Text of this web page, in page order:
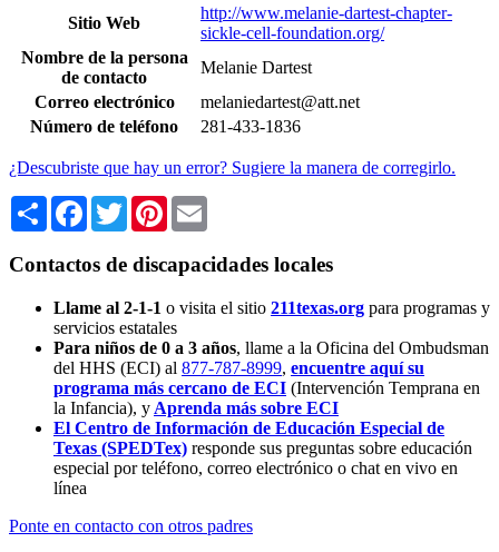
Sitio Web
http://www.melanie-dartest-chapter-
sickle-cell-foundation.org/
Nombre de la persona
de contacto
Melanie Dartest
Correo electrónico
melaniedartest@att.net
Número de teléfono
281-433-1836
¿Descubriste que hay un error? Sugiere la manera de corregirlo.
Share Facebook
TwitterPinterest
Contactos de discapacidades locales
Llame al 2-1-1 o visita el sitio 211texas.org para programas y
servicios estatales
Para niños de 0 a 3 años, llame a la Oficina del Ombudsman
del HHS (ECI) al 877-787-8999, encuentre aquí su
programa más cercano de ECI (Intervención Temprana en
la Infancia), y Aprenda más sobre ECI
El Centro de Información de Educación Especial de
Texas (SPEDTex) responde sus preguntas sobre educación
especial por teléfono, correo electrónico o chat en vivo en
línea
Ponte en contacto con otros padres